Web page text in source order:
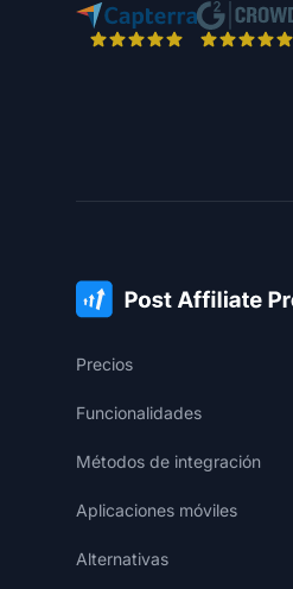
Precios
Funcionalidades
Métodos de integración
Aplicaciones móviles
Alternativas